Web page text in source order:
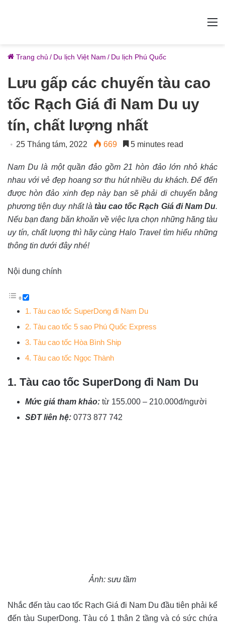
Trang chủ / Du lịch Việt Nam / Du lịch Phú Quốc
Lưu gấp các chuyến tàu cao
tốc Rạch Giá đi Nam Du uy
tín, chất lượng nhất
25 Tháng tám, 2022 669 5 minutes read
Nam Du là một quần đảo gồm 21 hòn đảo lớn nhỏ khác
nhau với vẻ đẹp hoang sơ thu hút nhiều du khách. Để đến
được hòn đảo xinh đẹp này bạn sẽ phải di chuyển bằng
phương tiện duy nhất là tàu cao tốc Rạch Giá đi Nam Du.
Nếu bạn đang băn khoăn về việc lựa chọn những hãng tàu
uy tín, chất lượng thì hãy cùng Halo Travel tìm hiểu những
thông tin dưới đây nhé!
Nội dung chính
1. Tàu cao tốc SuperDong đi Nam Du
2. Tàu cao tốc 5 sao Phú Quốc Express
3. Tàu cao tốc Hòa Bình Ship
4. Tàu cao tốc Ngọc Thành
1. Tàu cao tốc SuperDong đi Nam Du
Mức giá tham khảo: từ 155.000 – 210.000đ/người
SĐT liên hệ: 0773 877 742
Ảnh: sưu tầm
Nhắc đến tàu cao tốc Rạch Giá đi Nam Du đầu tiên phải kể
đến tàu SuperDong. Tàu có 1 thân 2 tầng và có sức chứa